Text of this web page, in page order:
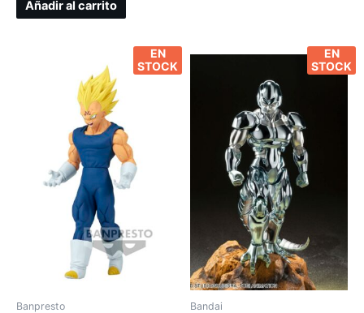
Añadir al carrito
EN
STOCK
Banpresto
EN
STOCK
Bandai